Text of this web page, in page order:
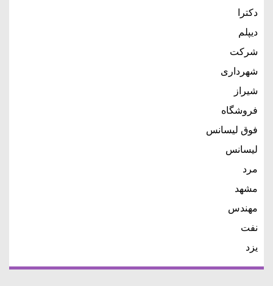
دکترا
دیپلم
شرکت
شهرداری
شیراز
فروشگاه
فوق لیسانس
لیسانس
مرد
مشهد
مهندس
نفت
یزد